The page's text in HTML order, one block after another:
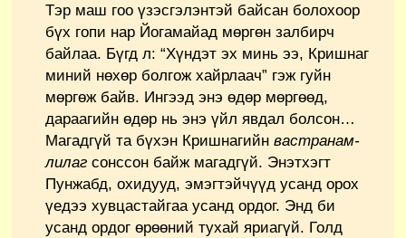
Тэр маш гоо үзэсгэлэнтэй байсан болохоор
бүх гопи нар Йогамайад мөргөн залбирч
байлаа. Бүгд л: “Хүндэт эх минь ээ, Кришнаг
миний нөхөр болгож хайрлаач” гэж гуйн
мөргөж байв. Ингээд энэ өдөр мөргөөд,
дараагийн өдөр нь энэ үйл явдал болсон…
Магадгүй та бүхэн Кришнагийн вастранам-
лилаг сонссон байж магадгүй. Энэтхэгт
Пунжабд, охидууд, эмэгтэйчүүд усанд орох
үедээ хувцастайгаа усанд ордог. Энд би
усанд ордог өрөөний тухай яриагүй. Голд